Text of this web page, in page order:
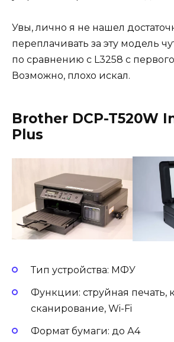
Увы, лично я не нашел
переплачивать за эту модель
по сравнению с L3258 с
Возможно, плохо искал.
Brother DCP-T520W
Plus
Тип устройства: МФУ
Функции: струйная печать,
сканирование, Wi-Fi
Формат бумаги: до А4